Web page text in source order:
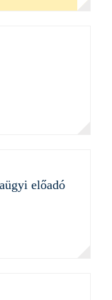
előadó